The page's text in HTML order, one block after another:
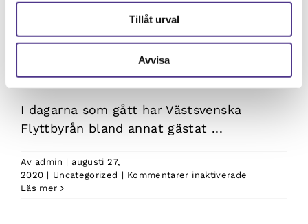
Tillåt urval
Avvisa
flytthjälp!
Trygg flyttfirma i
månadsskifte!
I dagarna som gått har Västsvenska
Flyttbyrån bland annat gästat ...
Avadmin | augusti 27,
2020 | Uncategorized | Kommentarer inaktiverade
Läs mer